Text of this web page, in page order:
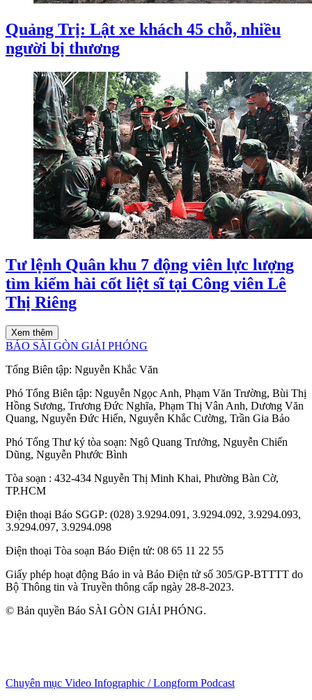
Quảng Trị: Lật xe khách 45 chỗ, nhiều
người bị thương
Tư lệnh Quân khu 7 động viên lực lượng
tìm kiếm hài cốt liệt sĩ tại Công viên Lê
Thị Riêng
Xem thêm
BÁO SÀI GÒN GIẢI PHÓNG
Tổng Biên tập: Nguyễn Khắc Văn
Phó Tổng Biên tập: Nguyễn Ngọc Anh, Phạm Văn Trường, Bùi Thị
Hồng Sương, Trương Đức Nghĩa, Phạm Thị Vân Anh, Dương Văn
Quang, Nguyễn Đức Hiển, Nguyễn Khắc Cường, Trần Gia Bảo
Phó Tổng Thư ký tòa soạn: Ngô Quang Trưởng, Nguyễn Chiến
Dũng, Nguyễn Phước Bình
Tòa soạn : 432-434 Nguyễn Thị Minh Khai, Phường Bàn Cờ,
TP.HCM
Điện thoại Báo SGGP: (028) 3.9294.091, 3.9294.092, 3.9294.093,
3.9294.097, 3.9294.098
Điện thoại Tòa soạn Báo Điện tử: 08 65 11 22 55
Giấy phép hoạt động Báo in và Báo Điện tử số 305/GP-BTTTT do
Bộ Thông tin và Truyền thông cấp ngày 28-8-2023.
© Bản quyền Báo SÀI GÒN GIẢI PHÓNG.
Chuyên mục Video Infographic / Longform Podcast